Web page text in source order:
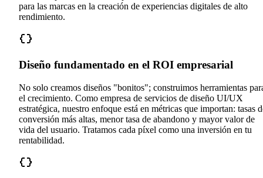
para las marcas en la creación de experiencias digitales de alto
rendimiento.
Diseño fundamentado en el ROI empresarial
No solo creamos diseños "bonitos"; construimos herramientas
el crecimiento. Como empresa de servicios de diseño UI/UX
estratégica, nuestro enfoque está en métricas que importan: tasas
conversión más altas, menor tasa de abandono y mayor valor de
vida del usuario. Tratamos cada píxel como una inversión en tu
rentabilidad.